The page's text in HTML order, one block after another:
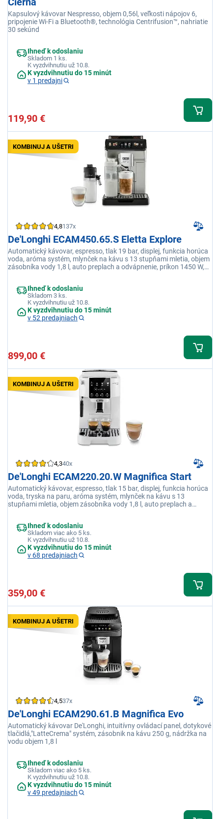
Kapsulový kávovar Nespresso, objem 0,56l, veľkosti nápojov 6,
pripojenie Wi-Fi a Bluetooth®, technológia Centrifusion™, nahriatie
30 sekúnd
Ihneď k odoslaniu
Skladom 1 ks.
K vyzdvihnutiu už 10.8.
K vyzdvihnutiu do 15 minút
v 1 predajni
119,90 €
KOMBINUJ A UŠETRI
4,8137x
De'Longhi ECAM450.65.S Eletta Explore
Automatický kávovar, espresso, tlak 19 bar, displej, funkcia horúca
voda, aróma systém, mlynček na kávu s 13 stupňami mletia, objem
zásobníka vody 1,8 l, auto preplach a odvápnenie, príkon 1450 W,
Ihneď k odoslaniu
Skladom 3 ks.
K vyzdvihnutiu už 10.8.
K vyzdvihnutiu do 15 minút
v 52 predajniach
899,00 €
KOMBINUJ A UŠETRI
4,340x
De'Longhi ECAM220.20.W Magnifica Start
Automatický kávovar, espresso, tlak 15 bar, displej, funkcia horúca
voda, tryska na paru, aróma systém, mlynček na kávu s 13
stupňami mletia, objem zásobníka vody 1,8 l, auto preplach a
Ihneď k odoslaniu
Skladom viac ako 5 ks.
K vyzdvihnutiu už 10.8.
K vyzdvihnutiu do 15 minút
v 68 predajniach
359,00 €
KOMBINUJ A UŠETRI
4,537x
De'Longhi ECAM290.61.B Magnifica Evo
Automatický kávovar De'Longhi, intuitívny ovládací panel, dotykové
tlačidlá,"LatteCrema" systém, zásobnik na kávu 250 g, nádržka na
vodu objem 1,8 l
Ihneď k odoslaniu
Skladom viac ako 5 ks.
K vyzdvihnutiu už 10.8.
K vyzdvihnutiu do 15 minút
v 49 predajniach